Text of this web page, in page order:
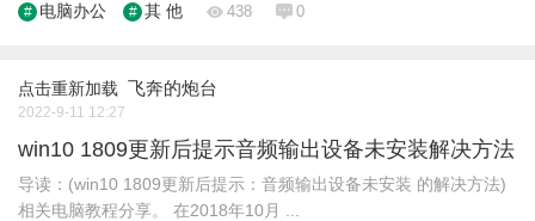
电脑办公 其 他 438 0
点击重新加载 飞奔的炮台
2022-9-11 12:27
win10 1809更新后提示音频输出设备未安装解决方法
导读：(win10 1809更新后提示：音频输出设备未安装 的解决方法)
相关电脑教程分享。 在2018年10月 ...